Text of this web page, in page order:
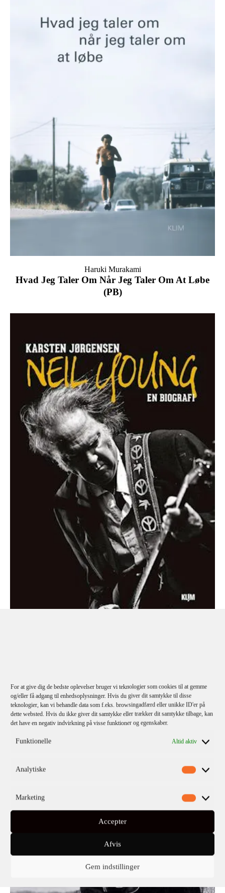
For at give dig de bedste oplevelser bruger vi teknologier som cookies til at gemme
og/eller få adgang til enhedsoplysninger. Hvis du giver dit samtykke til disse
teknologier, kan vi behandle data som f.eks. browsingadfærd eller unikke ID'er på
dette websted. Hvis du ikke giver dit samtykke eller trækker dit samtykke tilbage, kan
det have en negativ indvirkning på visse funktioner og egenskaber.
Funktionelle Altid aktiv
Analytiske
Marketing
Accepter
Afvis
Gem indstillinger
Hvad Jeg Taler Om Når Jeg Taler Om At Løbe
(PB)
Haruki Murakami